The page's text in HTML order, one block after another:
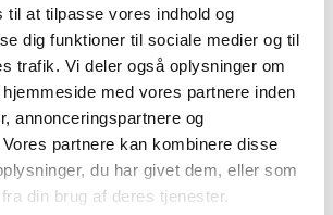
til at tilpasse vores indhold og
dig funktioner til sociale medier og til
trafik. Vi deler også oplysninger om
med vores partnere inden
annonceringspartnere og
partnere kan kombinere disse
du har givet dem, eller som
din brug af deres tjenester.
lave priser*
ikke ernæringsprodukter.
udvalg af kendte
et stort udvalg af kendte
vitaminer og andre spændende
– altid til fast lav pris.